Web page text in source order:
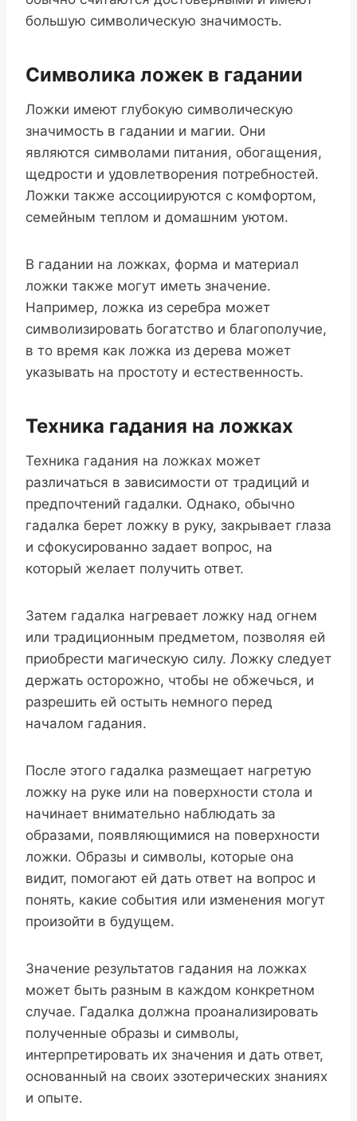
большую символическую значимость.
Символика ложек в гадании
Ложки имеют глубокую символическую
значимость в гадании и магии. Они
являются символами питания, обогащения,
щедрости и удовлетворения потребностей.
Ложки также ассоциируются с комфортом,
семейным теплом и домашним уютом.
В гадании на ложках, форма и материал
ложки также могут иметь значение.
Например, ложка из серебра может
символизировать богатство и благополучие,
в то время как ложка из дерева может
указывать на простоту и естественность.
Техника гадания на ложках
Техника гадания на ложках может
различаться в зависимости от традиций и
предпочтений гадалки. Однако, обычно
гадалка берет ложку в руку, закрывает глаза
и сфокусированно задает вопрос, на
который желает получить ответ.
Затем гадалка нагревает ложку над огнем
или традиционным предметом, позволяя ей
приобрести магическую силу. Ложку следует
держать осторожно, чтобы не обжечься, и
разрешить ей остыть немного перед
началом гадания.
После этого гадалка размещает нагретую
ложку на руке или на поверхности стола и
начинает внимательно наблюдать за
образами, появляющимися на поверхности
ложки. Образы и символы, которые она
видит, помогают ей дать ответ на вопрос и
понять, какие события или изменения могут
произойти в будущем.
Значение результатов гадания на ложках
может быть разным в каждом конкретном
случае. Гадалка должна проанализировать
полученные образы и символы,
интерпретировать их значения и дать ответ,
основанный на своих эзотерических знаниях
и опыте.